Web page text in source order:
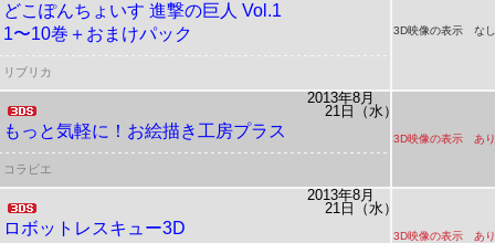
どこぽんちょいす 進撃の巨人 Vol.1
1〜10巻＋おまけパック
3D映像の表示 なし
リブリカ
2013年8月
21日（水）
もっと気軽に！お絵描き工房プラス 3D映像の表示 あり
コラビエ
2013年8月
21日（水）
ロボットレスキュー3D 3D映像の表示 あり